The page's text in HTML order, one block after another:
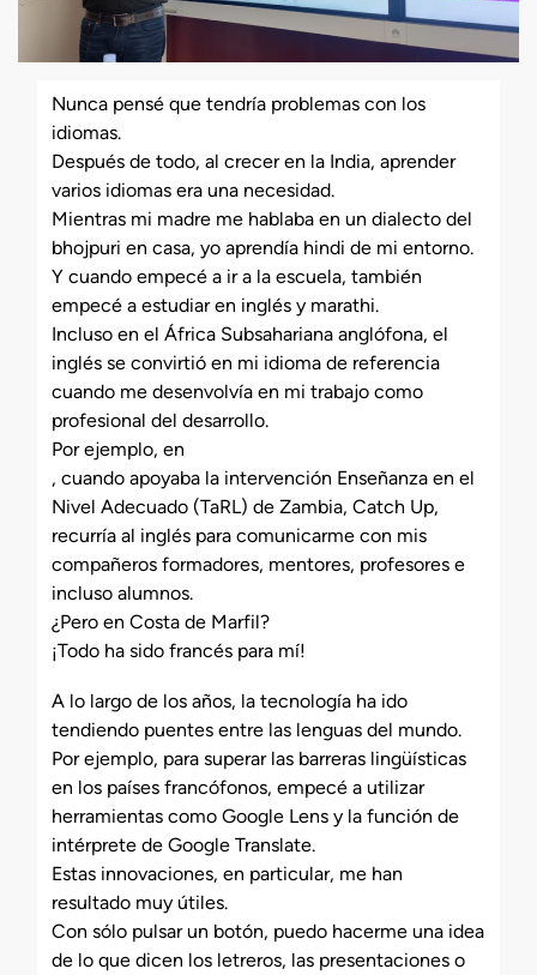
Nunca pensé que tendría problemas con los
idiomas.
Después de todo, al crecer en la India, aprender
varios idiomas era una necesidad.
Mientras mi madre me hablaba en un dialecto del
bhojpuri en casa, yo aprendía hindi de mi entorno.
Y cuando empecé a ir a la escuela, también
empecé a estudiar en inglés y marathi.
Incluso en el África Subsahariana anglófona, el
inglés se convirtió en mi idioma de referencia
cuando me desenvolvía en mi trabajo como
profesional del desarrollo.
Por ejemplo, en
, cuando apoyaba la intervención Enseñanza en el
Nivel Adecuado (TaRL) de Zambia, Catch Up,
recurría al inglés para comunicarme con mis
compañeros formadores, mentores, profesores e
incluso alumnos.
¿Pero en Costa de Marfil?
¡Todo ha sido francés para mí!
A lo largo de los años, la tecnología ha ido
tendiendo puentes entre las lenguas del mundo.
Por ejemplo, para superar las barreras lingüísticas
en los países francófonos, empecé a utilizar
herramientas como Google Lens y la función de
intérprete de Google Translate.
Estas innovaciones, en particular, me han
resultado muy útiles.
Con sólo pulsar un botón, puedo hacerme una idea
de lo que dicen los letreros, las presentaciones o